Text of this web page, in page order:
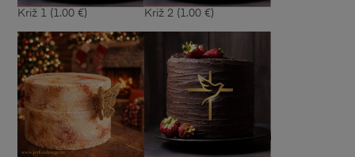
Križ 1 (1.00 €) Križ 2 (1.00 €)